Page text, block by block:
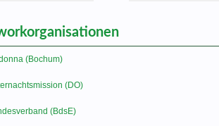
(Bochum)
(DO)
(BdsE)